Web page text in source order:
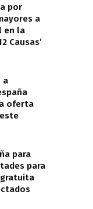
por
a
en la
Causas’
a
oferta
para
para